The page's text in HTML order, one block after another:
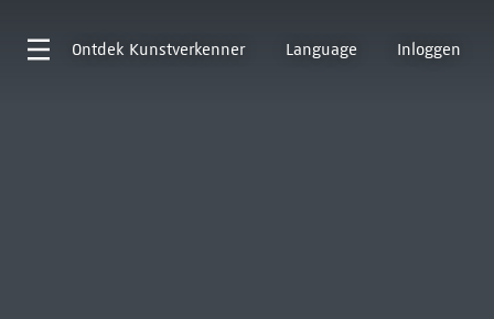
Ontdek Kunstverkenner Language Inloggen